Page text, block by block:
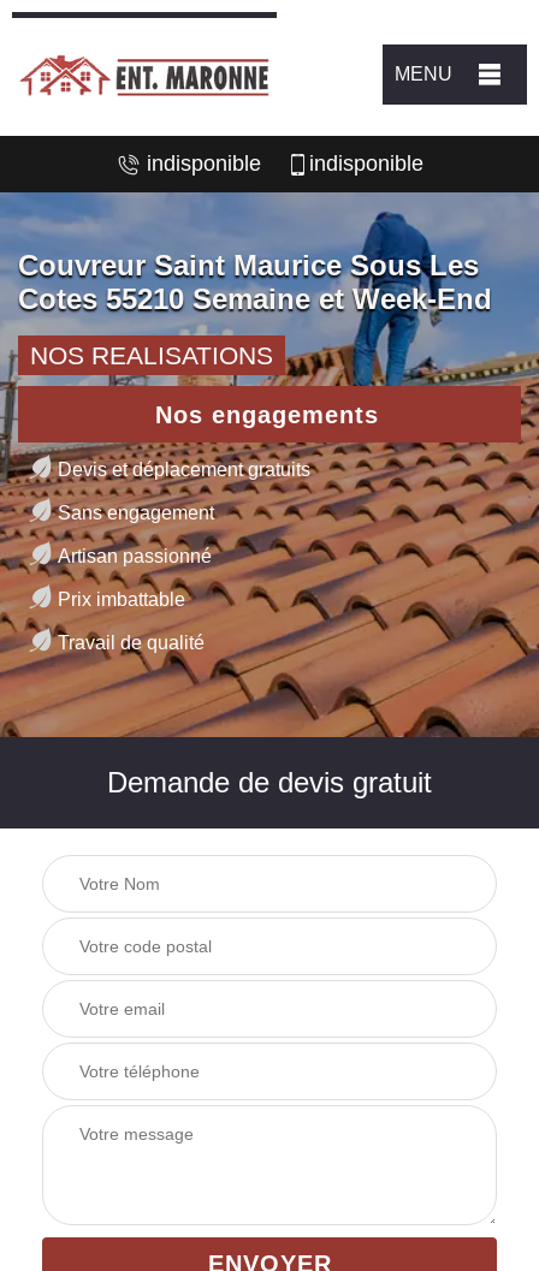
MENU
indisponible indisponible
Couvreur Saint Maurice Sous Les
Cotes 55210 Semaine et Week-End
NOS REALISATIONS
Nos engagements
Devis et déplacement gratuits
Sans engagement
Artisan passionné
Prix imbattable
Travail de qualité
Demande de devis gratuit